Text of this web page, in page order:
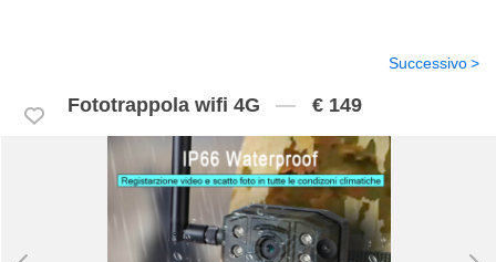
Fototrappola wifi 4G € 149
Successivo